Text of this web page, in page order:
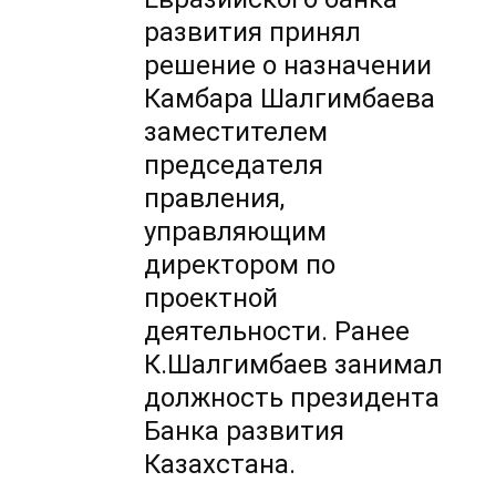
развития принял
решение о назначении
Камбара Шалгимбаева
заместителем
председателя
правления,
управляющим
директором по
проектной
деятельности. Ранее
К.Шалгимбаев занимал
должность президента
Банка развития
Казахстана.